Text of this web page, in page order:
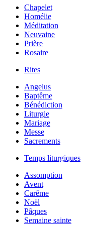
Chapelet
Homélie
Méditation
Neuvaine
Prière
Rosaire
Rites
Angelus
Baptême
Bénédiction
Liturgie
Mariage
Messe
Sacrements
Temps liturgiques
Assomption
Avent
Carême
Noël
Pâques
Semaine sainte